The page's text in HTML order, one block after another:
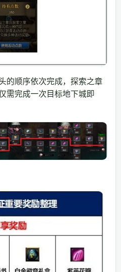
的顺序依次完成，探索之章
需完成一次目标地下城即